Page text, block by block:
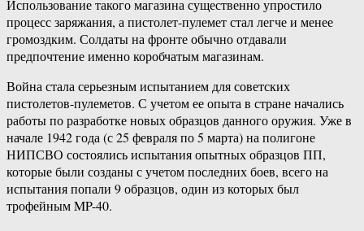
Использование такого магазина существенно упростило
процесс заряжания, а пистолет-пулемет стал легче и менее
громоздким. Солдаты на фронте обычно отдавали
предпочтение именно коробчатым магазинам.
Война стала серьезным испытанием для советских
пистолетов-пулеметов. С учетом ее опыта в стране начались
работы по разработке новых образцов данного оружия. Уже в
начале 1942 года (с 25 февраля по 5 марта) на полигоне
НИПСВО состоялись испытания опытных образцов ПП,
которые были созданы с учетом последних боев, всего на
испытания попали 9 образцов, один из которых был
трофейным MP-40.